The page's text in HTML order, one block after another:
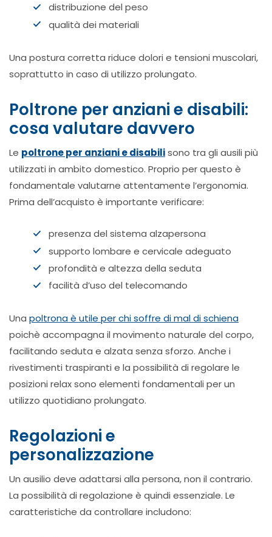
distribuzione del peso
qualità dei materiali
Una postura corretta riduce dolori e tensioni muscolari,
soprattutto in caso di utilizzo prolungato.
Poltrone per anziani e disabili:
cosa valutare davvero
Le poltrone per anziani e disabilisono tra gli ausili più
utilizzati in ambito domestico. Proprio per questo è
fondamentale valutarne attentamente l’ergonomia.
Prima dell’acquisto è importante verificare:
presenza del sistema alzapersona
supporto lombare e cervicale adeguato
profondità e altezza della seduta
facilità d’uso del telecomando
Una poltrona è utile per chi soffre di mal di schiena
poichè accompagna il movimento naturale del corpo,
facilitando seduta e alzata senza sforzo. Anche i
rivestimenti traspiranti e la possibilità di regolare le
posizioni relax sono elementi fondamentali per un
utilizzo quotidiano prolungato.
Regolazioni e
personalizzazione
Un ausilio deve adattarsi alla persona, non il contrario.
La possibilità di regolazione è quindi essenziale. Le
caratteristiche da controllare includono: